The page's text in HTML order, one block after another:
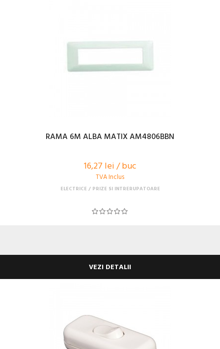
RAMA 6M ALBA MATIX AM4806BBN
16,27 lei / buc
TVA Inclus
ELECTRICE PRIZE SI INTRERUPATOARE
VEZI DETALII